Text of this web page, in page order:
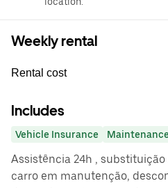
Weekly rental
Rental cost
Includes
Vehicle Insurance Maintenance
Assistência 24h ,
carro em manutenção,